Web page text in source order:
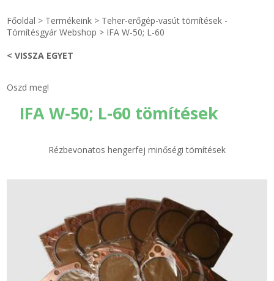
KULCSTARTÓ - KULCSKARIKA
GÉPÉSZET-PÉBÉ-gáz - KÉSZLETEK
IPARI KARIMA TÖMÍTÉS
TÖMÍTŐ TÁBLA - SZIGETELŐ LEMEZ
GUMILEMEZ - FILC - HÓTOLÓ
TÖMÍTŐ ZSINÓR - RAGASZTÓ
videók
Rólunk
Egyedi gyártás
Hírek
Kapcsolat
ÁSZF
Adatkezelés
Főoldal > Termékeink > Teher-erőgép-vasút tömítések -
Tömítésgyár Webshop > IFA W-50; L-60
< VISSZA EGYET
Oszd meg!
IFA W-50; L-60 tömítések
Rézbevonatos hengerfej minőségi tömítések